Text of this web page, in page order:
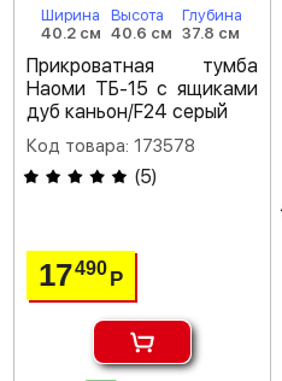
Ширина
40.2 см
Высота
40.6 см
Глубина
37.8 см
Прикроватная тумба
Наоми ТБ-15 с ящиками
дуб каньон/F24 серый
Код товара: 173578
(5)
17490Р